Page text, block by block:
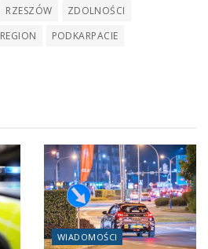
RZESZÓW
ZDOLNOŚCI
REGION PODKARPACIE
WIADOMOŚCI